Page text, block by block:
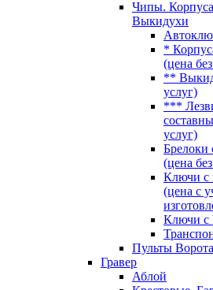
Чипы.
Выкидухи
*
(цена
**
услуг)
***
услуг)
Брелоки
(цена
Ключи с
(цена с
Ключи с
Пульты
Гравер
Аблой